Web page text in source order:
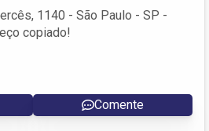
1140 - São Paulo - SP -
copiado!
Comente